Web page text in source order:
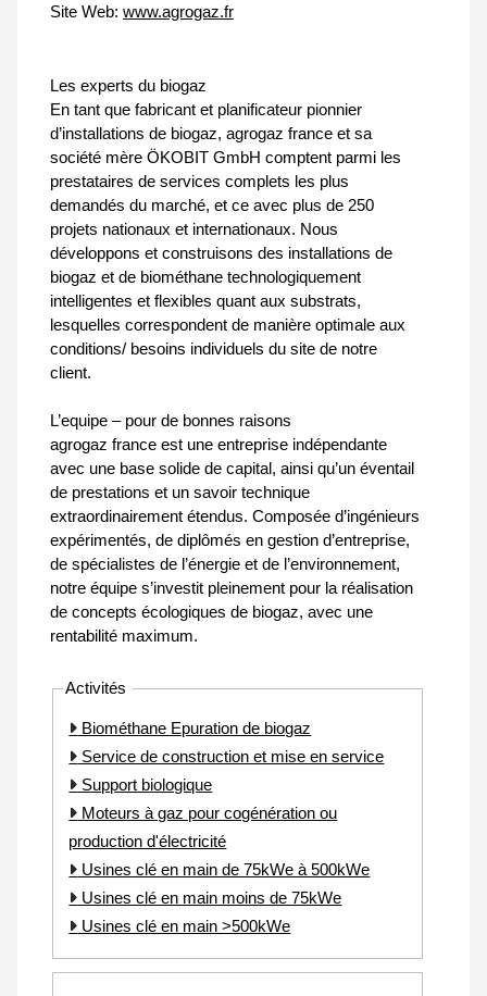
Site Web: www.agrogaz.fr
Les experts du biogaz
En tant que fabricant et planificateur pionnier
d’installations de biogaz, agrogaz france et sa
société mère ÖKOBIT GmbH comptent parmi les
prestataires de services complets les plus
demandés du marché, et ce avec plus de 250
projets nationaux et internationaux. Nous
développons et construisons des installations de
biogaz et de biométhane technologiquement
intelligentes et flexibles quant aux substrats,
lesquelles correspondent de manière optimale aux
conditions/ besoins individuels du site de notre
client.
L’equipe – pour de bonnes raisons
agrogaz france est une entreprise indépendante
avec une base solide de capital, ainsi qu’un éventail
de prestations et un savoir technique
extraordinairement étendus. Composée d’ingénieurs
expérimentés, de diplômés en gestion d’entreprise,
de spécialistes de l’énergie et de l’environnement,
notre équipe s’investit pleinement pour la réalisation
de concepts écologiques de biogaz, avec une
rentabilité maximum.
Activités
Biométhane Epuration de biogaz
Service de construction et mise en service
Support biologique
Moteurs à gaz pour cogénération ou
production d'électricité
Usines clé en main de 75kWe à 500kWe
Usines clé en main moins de 75kWe
Usines clé en main >500kWe